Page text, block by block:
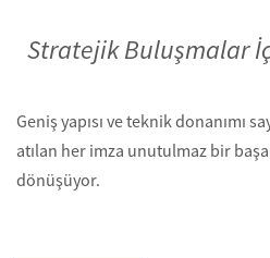
Stratejik Buluşmalar
Geniş yapısı ve teknik donanımı
atılan her imza unutulmaz bir
dönüşüyor.